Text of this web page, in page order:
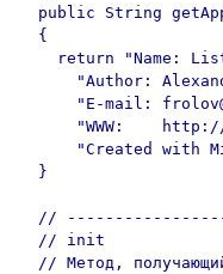
public String
  {
return "Name:
"Author:
"E-mail:
"WWW:
"Created with
  }
//
  // init
// Метод,